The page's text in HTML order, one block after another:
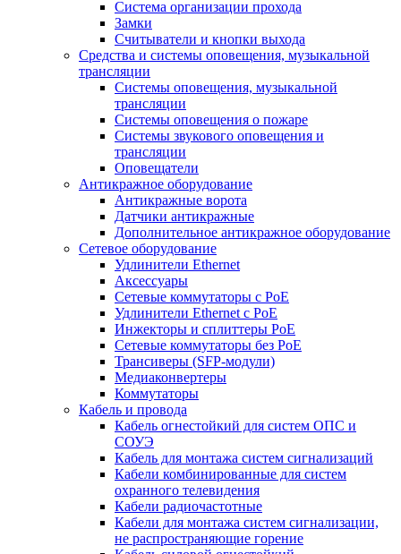
Система организации прохода
Замки
Считыватели и кнопки выхода
Средства и системы оповещения, музыкальной
трансляции
Системы оповещения, музыкальной
трансляции
Системы оповещения о пожаре
Системы звукового оповещения и
трансляции
Оповещатели
Антикражное оборудование
Антикражные ворота
Датчики антикражные
Дополнительное антикражное оборудование
Сетевое оборудование
Удлинители Ethernet
Аксессуары
Сетевые коммутаторы с РоЕ
Удлинители Ethernet с PoE
Инжекторы и сплиттеры РоЕ
Сетевые коммутаторы без РоЕ
Трансиверы (SFP-модули)
Медиаконвертеры
Коммутаторы
Кабель и провода
Кабель огнестойкий для систем ОПС и
СОУЭ
Кабель для монтажа систем сигнализаций
Кабели комбинированные для систем
охранного телевидения
Кабели радиочастотные
Кабели для монтажа систем сигнализации,
не распространяющие горение